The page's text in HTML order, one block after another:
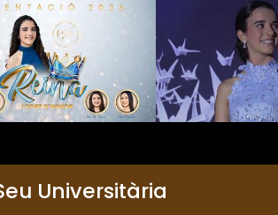
Universitària